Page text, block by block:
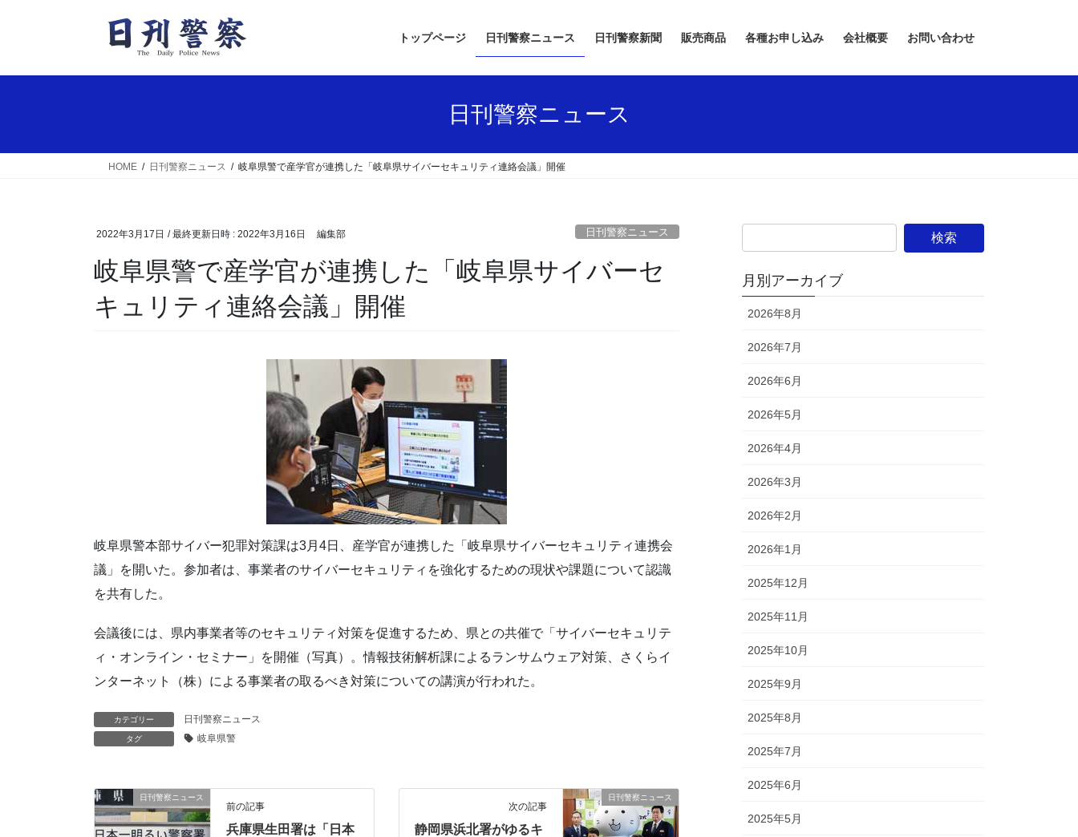
トップページ 日刊警察ニュース 日刊警察新聞 販売商品 各種お申し込み 会社概要 お問い合わせ
日刊警察ニュース
HOME 日刊警察ニュース 岐阜県警で産学官が連携した「岐阜県サイバーセキュリティ連絡会議」開催
2022年3月17日 / 最終更新日時 : 2022年3月16日 編集部 日刊警察ニュース
岐阜県警で産学官が連携した「岐阜県サイバーセ
キュリティ連絡会議」開催
岐阜県警本部サイバー犯罪対策課は3月4日、産学官が連携した「岐阜県サイバーセキュリティ連携会
議」を開いた。参加者は、事業者のサイバーセキュリティを強化するための現状や課題について認識
を共有した。
会議後には、県内事業者等のセキュリティ対策を促進するため、県との共催で「サイバーセキュリテ
ィ・オンライン・セミナー」を開催（写真）。情報技術解析課によるランサムウェア対策、さくらイ
ンターネット（株）による事業者の取るべき対策についての講演が行われた。
カテゴリー 日刊警察ニュース
タグ 岐阜県警
日刊警察ニュース
前の記事
兵庫県生田署は「日本
日刊警察ニュース
次の記事
静岡県浜北署がゆるキ
月別アーカイブ
2026年8月
2026年7月
2026年6月
2026年5月
2026年4月
2026年3月
2026年2月
2026年1月
2025年12月
2025年11月
2025年10月
2025年9月
2025年8月
2025年7月
2025年6月
2025年5月